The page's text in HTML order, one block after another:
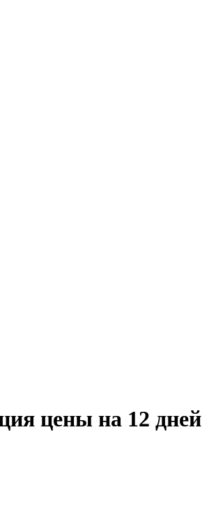
цены на 12 дней